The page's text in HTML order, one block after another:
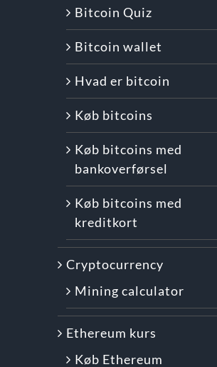
Bitcoin Quiz
Bitcoin wallet
Hvad er bitcoin
Køb bitcoins
Køb bitcoins med
bankoverførsel
Køb bitcoins med
kreditkort
Cryptocurrency
Mining calculator
Ethereum kurs
Køb Ethereum